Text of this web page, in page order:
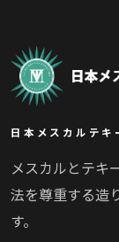
日本メスカルテキ
メスカルとテキ
法を尊重する造
す。